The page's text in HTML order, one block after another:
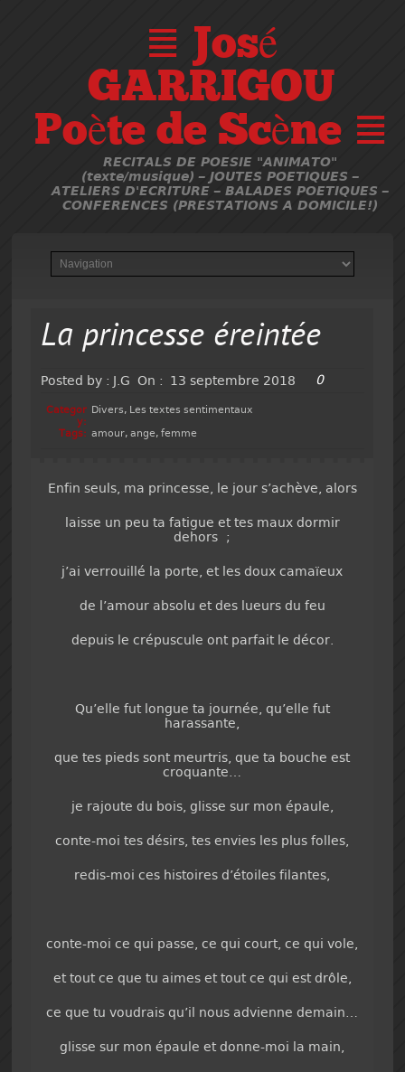
≣ José
GARRIGOU
Poète de Scène ≣
RECITALS DE POESIE "ANIMATO"
(texte/musique) – JOUTES POETIQUES –
ATELIERS D'ECRITURE – BALADES POETIQUES –
CONFERENCES (PRESTATIONS A DOMICILE!)
La princesse éreintée
Posted by : J.G On : 13 septembre 2018 0
Categor
y:
Divers, Les textes sentimentaux
Tags: amour,ange,femme
Enfin seuls, ma princesse, le jour s’achève, alors
laisse un peu ta fatigue et tes maux dormir
dehors ;
j’ai verrouillé la porte, et les doux camaïeux
de l’amour absolu et des lueurs du feu
depuis le crépuscule ont parfait le décor.
Qu’elle fut longue ta journée, qu’elle fut
harassante,
que tes pieds sont meurtris, que ta bouche est
croquante…
je rajoute du bois, glisse sur mon épaule,
conte-moi tes désirs, tes envies les plus folles,
redis-moi ces histoires d’étoiles filantes,
conte-moi ce qui passe, ce qui court, ce qui vole,
et tout ce que tu aimes et tout ce qui est drôle,
ce que tu voudrais qu’il nous advienne demain…
glisse sur mon épaule et donne-moi la main,